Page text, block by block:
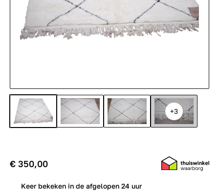
+3
€ 350,00
Keer bekeken in de afgelopen 24 uur